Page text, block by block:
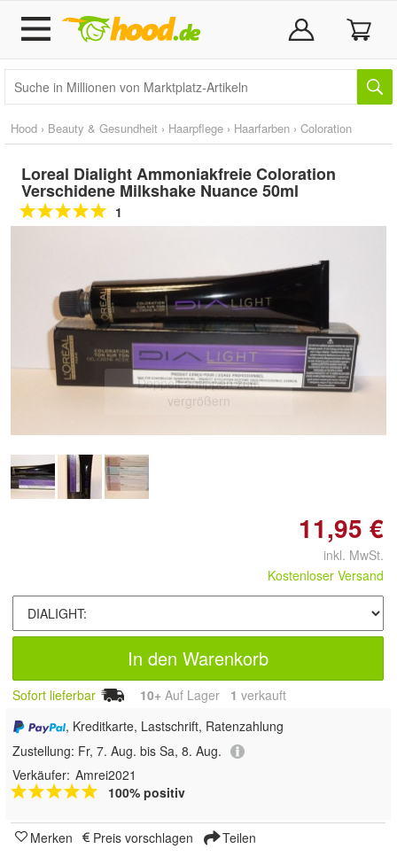
Hood › Beauty & Gesundheit › Haarpflege › Haarfarben › Coloration
Loreal Dialight Ammoniakfreie Coloration
Verschidene Milkshake Nuance 50ml
1
Doppelt antippen zum
vergrößern
11,95 €
inkl. MwSt.
Kostenloser Versand
In den Warenkorb
Sofort lieferbar 10+ Auf Lager 1 verkauft
, Kreditkarte, Lastschrift, Ratenzahlung
Zustellung: Fr, 7. Aug. bis Sa, 8. Aug.
Verkäufer: Amrei2021
100% positiv
Merken Preis vorschlagen Teilen